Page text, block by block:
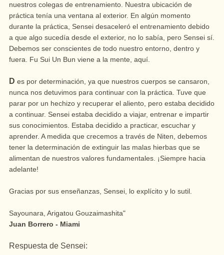
nuestros colegas de entrenamiento. Nuestra ubicación de
práctica tenía una ventana al exterior. En algún momento
durante la práctica, Sensei desaceleró el entrenamiento debido
a que algo sucedía desde el exterior, no lo sabía, pero Sensei sí.
Debemos ser conscientes de todo nuestro entorno, dentro y
fuera. Fu Sui Un Bun viene a la mente, aquí.
D es por determinación, ya que nuestros cuerpos se cansaron,
nunca nos detuvimos para continuar con la práctica. Tuve que
parar por un hechizo y recuperar el aliento, pero estaba decidido
a continuar. Sensei estaba decidido a viajar, entrenar e impartir
sus conocimientos. Estaba decidido a practicar, escuchar y
aprender. A medida que crecemos a través de Niten, debemos
tener la determinación de extinguir las malas hierbas que se
alimentan de nuestros valores fundamentales. ¡Siempre hacia
adelante!
Gracias por sus enseñanzas, Sensei, lo explícito y lo sutil.
Sayounara, Arigatou Gouzaimashita"
Juan Borrero - Miami
Respuesta de Sensei: